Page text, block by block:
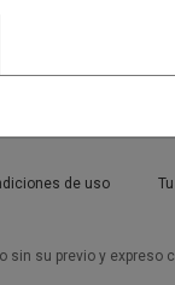
PARA
TODAS
de uso
sin su previo y expreso